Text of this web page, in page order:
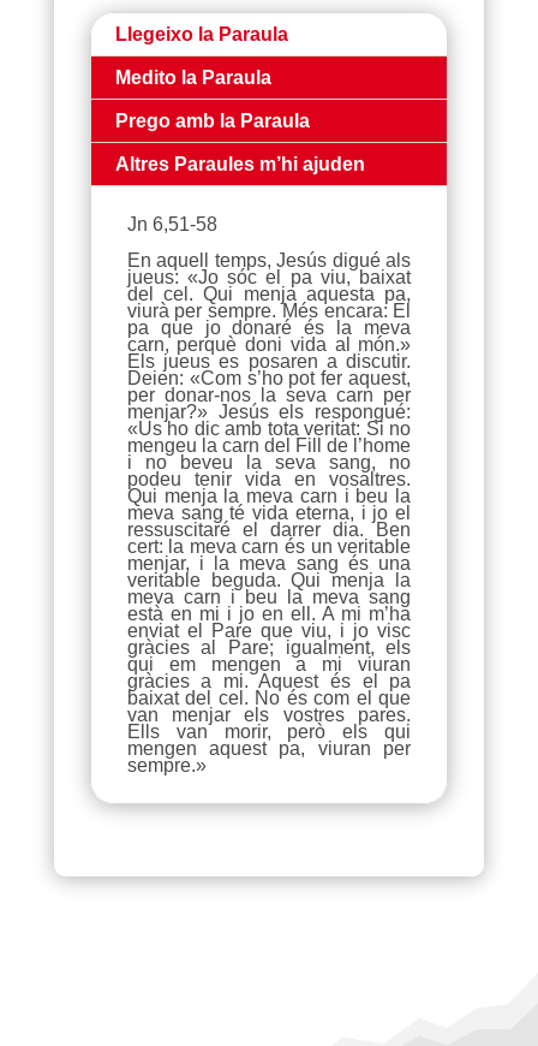
Llegeixo la Paraula
Medito la Paraula
Prego amb la Paraula
Altres Paraules m’hi ajuden
Jn 6,51-58
En aquell temps, Jesús digué als
jueus: «Jo sóc el pa viu, baixat
del cel. Qui menja aquesta pa,
viurà per sempre. Més encara: El
pa que jo donaré és la meva
carn, perquè doni vida al món.»
Els jueus es posaren a discutir.
Deien: «Com s’ho pot fer aquest,
per donar-nos la seva carn per
menjar?» Jesús els respongué:
«Us ho dic amb tota veritat: Si no
mengeu la carn del Fill de l’home
i no beveu la seva sang, no
podeu tenir vida en vosaltres.
Qui menja la meva carn i beu la
meva sang té vida eterna, i jo el
ressuscitaré el darrer dia. Ben
cert: la meva carn és un veritable
menjar, i la meva sang és una
veritable beguda. Qui menja la
meva carn i beu la meva sang
està en mi i jo en ell. A mi m’ha
enviat el Pare que viu, i jo visc
gràcies al Pare; igualment, els
qui em mengen a mi viuran
gràcies a mi. Aquest és el pa
baixat del cel. No és com el que
van menjar els vostres pares.
Ells van morir, però els qui
mengen aquest pa, viuran per
sempre.»